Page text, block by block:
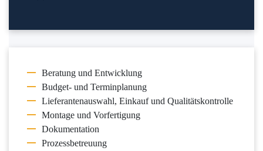
Beratung und Entwicklung
Budget- und Terminplanung
Lieferantenauswahl, Einkauf und Qualitätskontrolle
Montage und Vorfertigung
Dokumentation
Prozessbetreuung